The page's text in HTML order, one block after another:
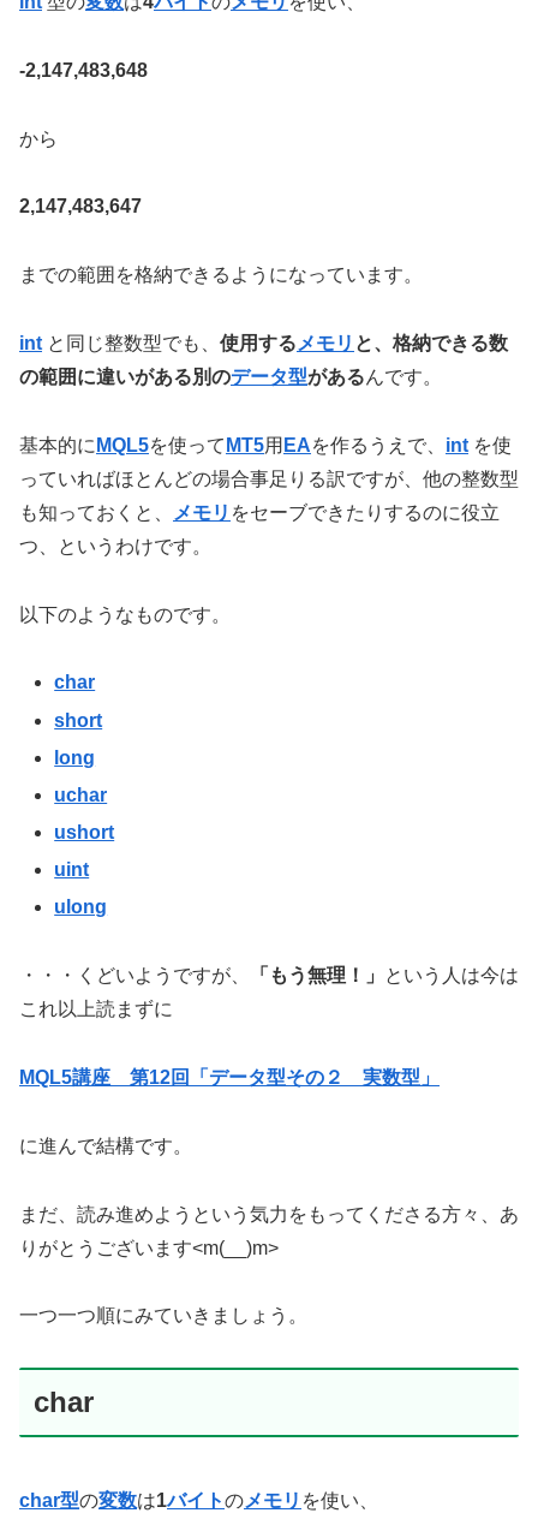
-2,147,483,648
から
2,147,483,647
までの範囲を格納できるようになっています。
int と同じ整数型でも、 使用する メモリ と、格納できる数
の範囲に違いがある別のデータ型があるんです。
基本的に MQL5を使って MT5用 EAを作るうえで、 int を使
っていればほとんどの場合事足りる訳ですが、他の整数型
も知っておくと、
メモリ をセーブできたりするのに役立
つ、というわけです。
以下のようなものです。
char
short
long
uchar
ushort
uint
ulong
・・・くどいようですが、 「もう無理！」
という人は今は
これ以上読まずに
MQL5講座 第12回「データ型その２ 実数型」
に進んで結構です。
まだ、読み進めようという気力をもってくださる方々、あ
りがとうございます<m(__)m>
一つ一つ順にみていきましょう。
char
char型の変数は1バイトのメモリ を使い、